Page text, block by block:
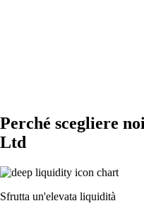
Perché scegliere
Ltd
Sfrutta un'elevata liquidità